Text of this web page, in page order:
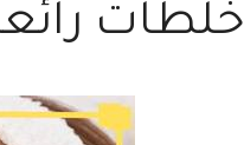
خلطات